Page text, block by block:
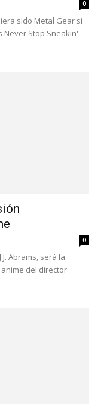
0
sido Metal Gear si
Stop Sneakin',
0
Abrams, será la
del director